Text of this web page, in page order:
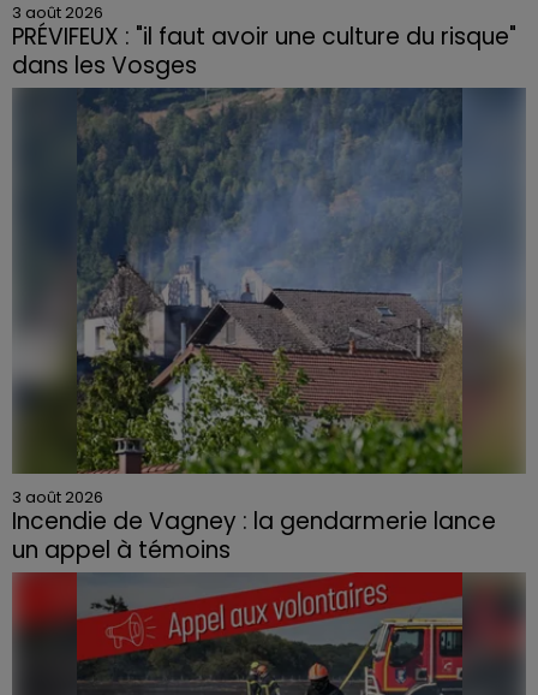
3 août 2026
PRÉVIFEUX : "il faut avoir une culture du risque"
dans les Vosges
3 août 2026
Incendie de Vagney : la gendarmerie lance
un appel à témoins
Le feu, parti d'une haie avant de se propager au
quartier résidentiel, avait détruit deux habitations et
contraint à l'évacuation d'une centaine de personnes.